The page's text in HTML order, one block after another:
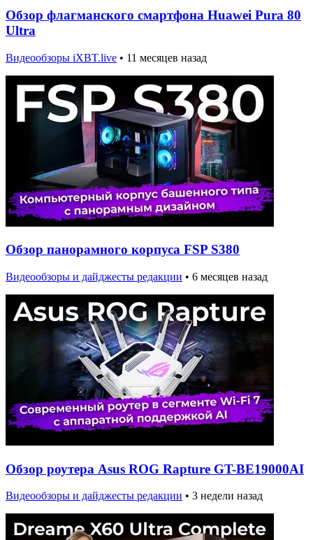
Обзор флагманского смартфона Huawei Pura 80
Ultra
Видеообзоры iXBT.live • 11 месяцев назад
Обзор панорамного корпуса FSP S380
Видеообзоры и дайджесты редакции • 6 месяцев назад
Обзор роутера Asus ROG Rapture GT-BE19000AI
Видеообзоры и дайджесты редакции • 3 недели назад